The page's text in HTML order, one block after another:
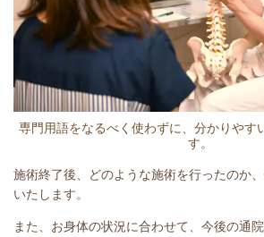
専門用語をなるべく使わずに、分かりやす
す。
施術終了後、どのような施術を行ったのか
いたします。
また、お身体の状況に合わせて、今後の通